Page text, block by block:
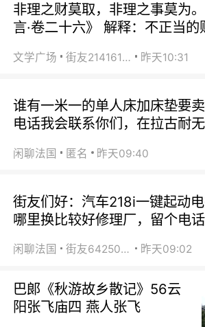
非理之财莫取，非理之事莫为
言·卷二十六》 解释：不正当的
文学广场 街友21416156 昨天10:31
谁有一米一的单人床加床垫要
电话我会联系你们，在拉古耐无
闲聊法国 匿名 昨天09:40
街友们好：汽车218i一键起动
哪里换比较好修理厂，留个电
闲聊法国 街友64250024 昨天09:02
巴郞《秋游故乡散记》56云
阳张飞庙四 燕人张飞